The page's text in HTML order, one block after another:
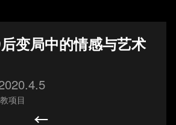
变局中的情感与艺术
项目